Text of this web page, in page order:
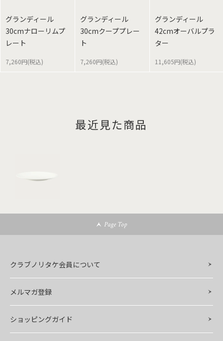
グランディール
30cmナローリムプ
レート
7,260円(税込)
グランディール
30cmクーププレー
ト
7,260円(税込)
グランディール
42cmオーバルプラ
ター
11,605円(税込)
最近見た商品
Page Top
クラブノリタケ会員について
メルマガ登録
ショッピングガイド